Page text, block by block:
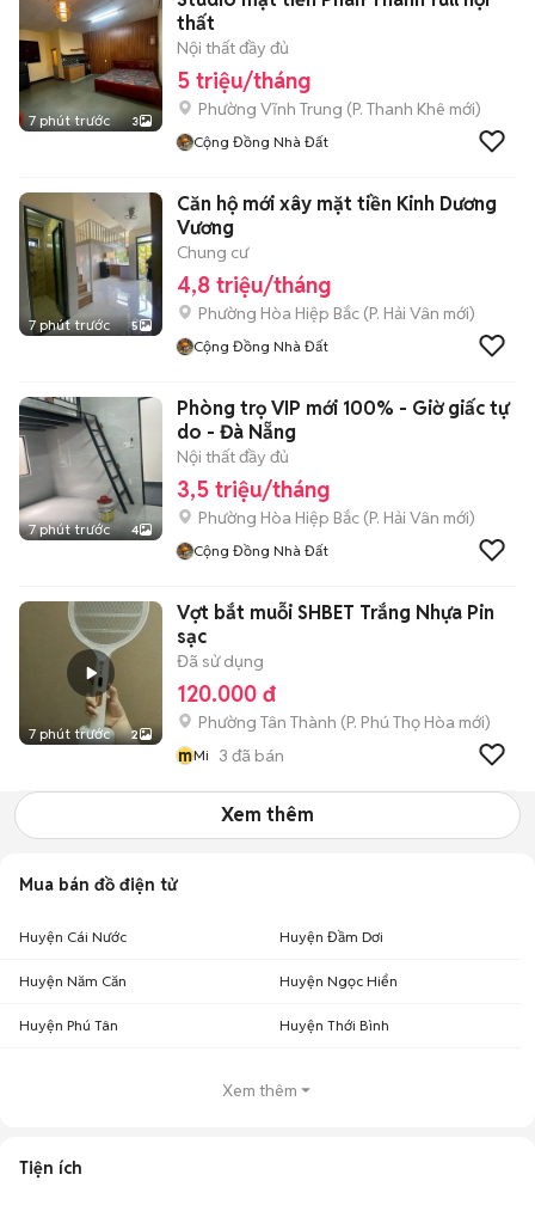
7 phút trước 3
thất
Nội thất đầy đủ
5 triệu/tháng
Phường Vĩnh Trung (P. Thanh Khê mới)
Cộng Đồng Nhà Đất
7 phút trước 5
Căn hộ mới xây mặt tiền Kinh Dương
Vương
Chung cư
4,8 triệu/tháng
Phường Hòa Hiệp Bắc (P. Hải Vân mới)
Cộng Đồng Nhà Đất
7 phút trước 4
Phòng trọ VIP mới 100% - Giờ giấc tự
do - Đà Nẵng
Nội thất đầy đủ
3,5 triệu/tháng
Phường Hòa Hiệp Bắc (P. Hải Vân mới)
Cộng Đồng Nhà Đất
7 phút trước 2
Vợt bắt muỗi SHBET Trắng Nhựa Pin
sạc
Đã sử dụng
120.000 đ
Phường Tân Thành (P. Phú Thọ Hòa mới)
mMi 3 đã bán
Xem thêm
Mua bán đồ điện tử
Huyện Cái Nước Huyện Đầm Dơi
Huyện Năm Căn Huyện Ngọc Hiển
Huyện Phú Tân Huyện Thới Bình
Xem thêm
Tiện ích